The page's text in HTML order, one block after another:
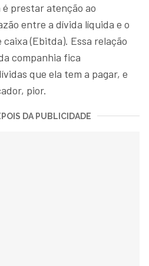
é prestar atenção ao
entre a dívida líquida e o
(Ebitda). Essa relação
companhia fica
que ela tem a pagar, e
pior.
DA PUBLICIDADE